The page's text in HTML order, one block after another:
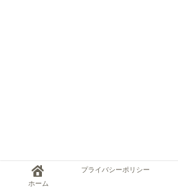
ホーム
プライバシーポリシー